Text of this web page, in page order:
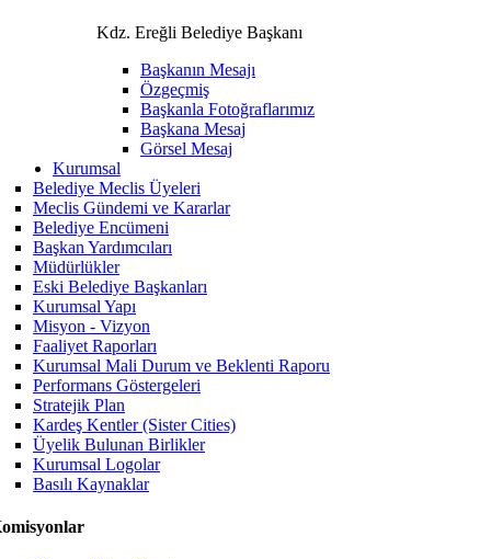
Kdz. Ereğli Belediye Başkanı
Başkanın Mesajı
Özgeçmiş
Başkanla Fotoğraflarımız
Başkana Mesaj
Görsel Mesaj
Kurumsal
Belediye Meclis Üyeleri
Meclis Gündemi ve Kararlar
Belediye Encümeni
Başkan Yardımcıları
Müdürlükler
Eski Belediye Başkanları
Kurumsal Yapı
Misyon - Vizyon
Faaliyet Raporları
Kurumsal Mali Durum ve Beklenti Raporu
Performans Göstergeleri
Stratejik Plan
Kardeş Kentler (Sister Cities)
Üyelik Bulunan Birlikler
Kurumsal Logolar
Basılı Kaynaklar